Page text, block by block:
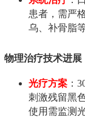
患者，需严
乌、补骨脂
物理治疗技术进展
光疗方案 ：
刺激残留黑
使用需监测